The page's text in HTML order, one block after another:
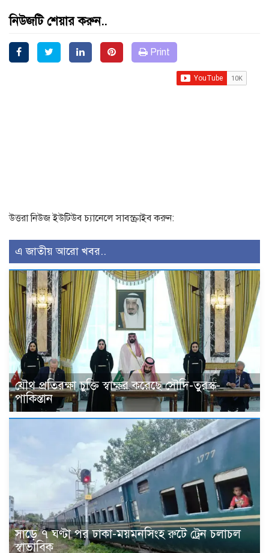
নিউজটি শেয়ার করুন..
Print
উত্তরা নিউজ ইউটিউব চ্যানেলে সাবস্ক্রাইব করুন:
এ জাতীয় আরো খবর..
যৌথ প্রতিরক্ষা চুক্তি স্বাক্ষর করেছে সৌদি-তুরস্ক-
পাকিস্তান
সাড়ে ৭ ঘণ্টা পর ঢাকা-ময়মনসিংহ রুটে ট্রেন চলাচল
স্বাভাবিক